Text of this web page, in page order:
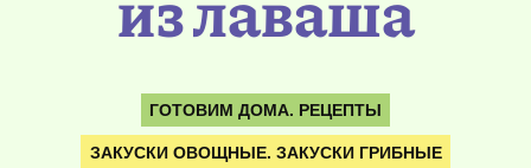
ГОТОВИМ ДОМА. РЕЦЕПТЫ
ЗАКУСКИ ОВОЩНЫЕ. ЗАКУСКИ ГРИБНЫЕ